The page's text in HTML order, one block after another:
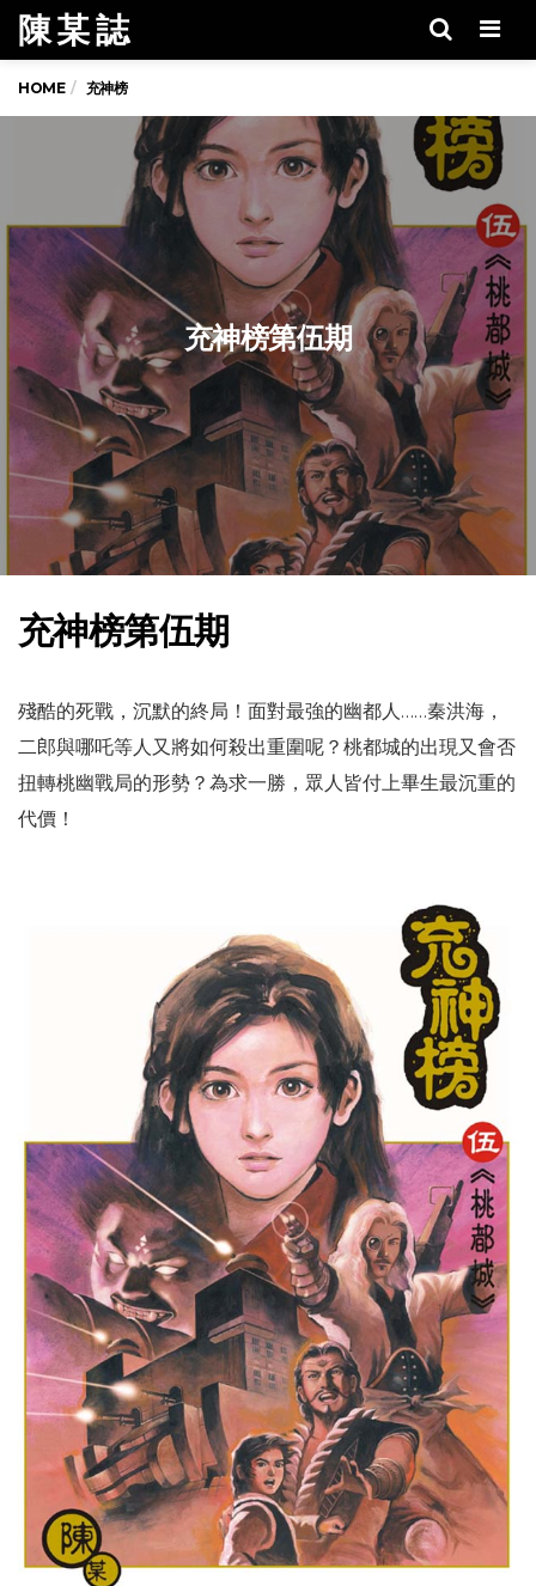
陳 某 誌
HOME 充神榜
充神榜第伍期
充神榜第伍期
殘酷的死戰，沉默的終局！面對最強的幽都人……秦洪海，
二郎與哪吒等人又將如何殺出重圍呢？桃都城的出現又會否
扭轉桃幽戰局的形勢？為求一勝，眾人皆付上畢生最沉重的
代價！